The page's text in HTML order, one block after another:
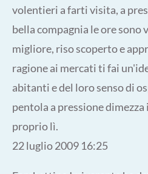
volentieri a farti visita, a
bella compagnia le ore sono
migliore, riso scoperto e
ragione ai mercati ti fai
abitanti e del loro senso di
pentola a pressione
proprio lì.
22 luglio 2009 16:25